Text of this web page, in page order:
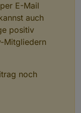
E-Mail
auch
positiv
Mitgliedern
noch